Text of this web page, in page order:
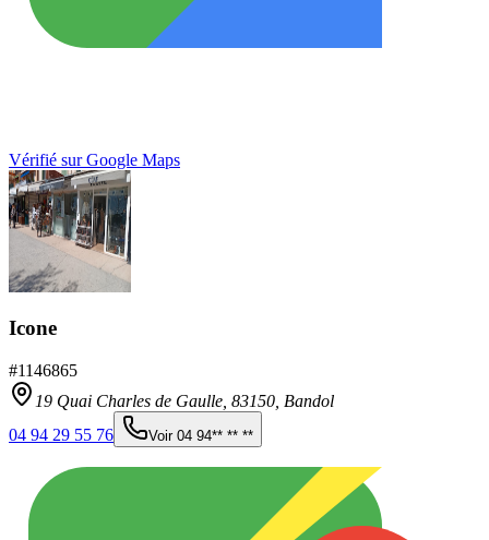
Vérifié sur Google Maps
Icone
#1146865
19 Quai Charles de Gaulle, 83150 Bandol
04 94 29 55 76
Voir 04 94** ** **